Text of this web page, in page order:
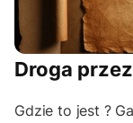
Droga
Gdzie to jest ?